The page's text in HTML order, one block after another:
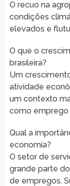
O recuo na
condições
elevados e
O que o
brasileira?
Um
atividade
um contexto
como emprego
Qual a
economia?
O setor de
grande parte
de empregos.